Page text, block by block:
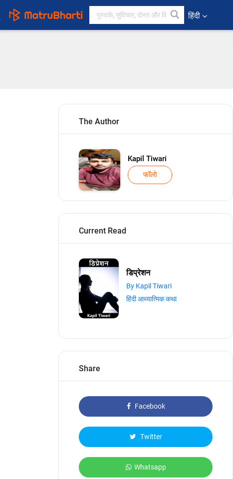
हिंदी
The Author
Kapil Tiwari
फॉलो
Current Read
डिप्रेशन
By Kapil Tiwari
हिंदी आध्यात्मिक कथा
Share
Facebook
Twitter
Whatsapp